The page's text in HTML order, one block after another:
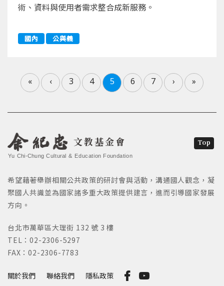
術、資料與使用者需求整合成新服務。
國內 公與義
« ‹ 3 4 5 6 7 › »
文教基金會
Yu Chi-Chung Cultural & Education Foundation
關於我們 聯絡我們 隱私政策
希望藉著舉辦相關公共政策的研討會與活動，溝通國人觀念，凝
聚國人共識並為國家諸多重大政策提供建言，進而引導國家發展
方向。
台北市萬華區大理街 132 號 3 樓
TEL：02-2306-5297
FAX：02-2306-7783
Top